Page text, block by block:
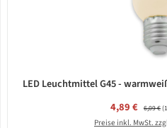
LED Leuchtmittel G45 -
4,89 € 6,09 €
Preise inkl. MwSt.